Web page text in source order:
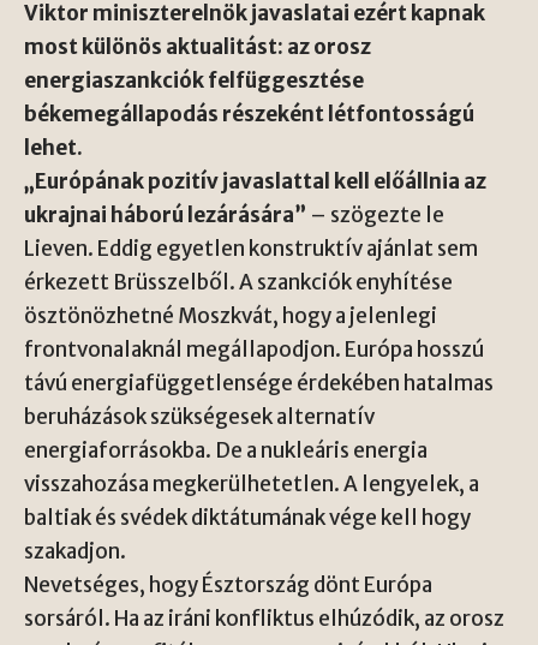
Viktor miniszterelnök javaslatai ezért kapnak
most különös aktualitást: az orosz
energiaszankciók felfüggesztése
békemegállapodás részeként létfontosságú
lehet.
„Európának pozitív javaslattal kell előállnia az
ukrajnai háború lezárására” – szögezte le
Lieven. Eddig egyetlen konstruktív ajánlat sem
érkezett Brüsszelből. A szankciók enyhítése
ösztönözhetné Moszkvát, hogy a jelenlegi
frontvonalaknál megállapodjon. Európa hosszú
távú energiafüggetlensége érdekében hatalmas
beruházások szükségesek alternatív
energiaforrásokba. De a nukleáris energia
visszahozása megkerülhetetlen. A lengyelek, a
baltiak és svédek diktátumának vége kell hogy
szakadjon.
Nevetséges, hogy Észtország dönt Európa
sorsáról. Ha az iráni konfliktus elhúzódik, az orosz